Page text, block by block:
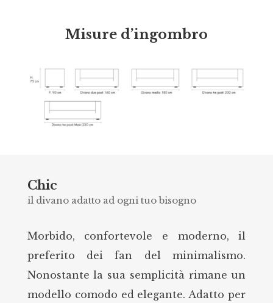
Misure d’ingombro
Chic
il divano adatto ad ogni tuo bisogno
Morbido, confortevole e moderno, il
preferito dei fan del minimalismo.
Nonostante la sua semplicità rimane un
modello comodo ed elegante. Adatto per